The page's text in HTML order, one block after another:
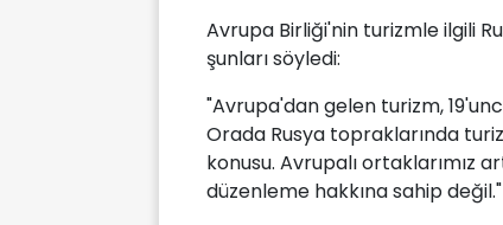
Avrupa Birliği'nin turizmle ilgili
şunları söyledi:
"Avrupa'dan gelen turizm,
Orada Rusya topraklarında
konusu. Avrupalı ortaklarımız
düzenleme hakkına sahip değil."